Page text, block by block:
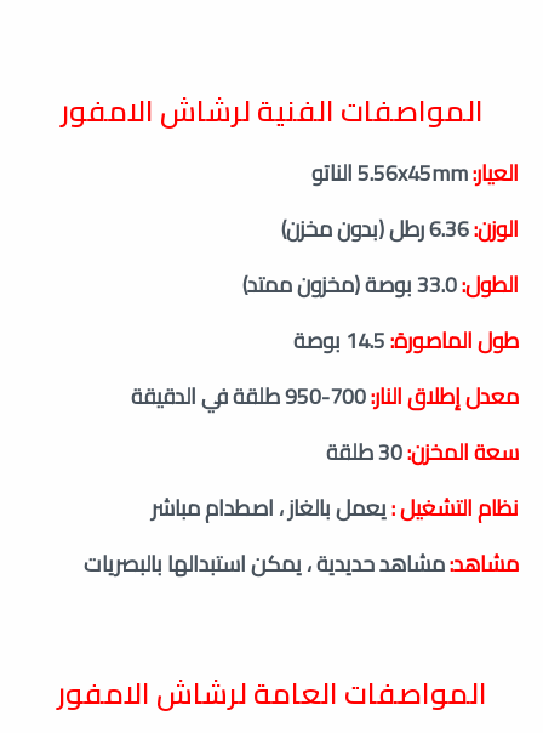
المواصفات الفنية لرشاش الامفور
العيار:
الوزن:
الطول:
طول الماصورة:
معدل إطلاق النار:
سعة المخزن:
نظام التشغيل :يعمل بالغاز ، اصطدام مباشر
مشاهد:مشاهد حديدية ، يمكن استبدالها بالبصريات
المواصفات العامة لرشاش الامفور